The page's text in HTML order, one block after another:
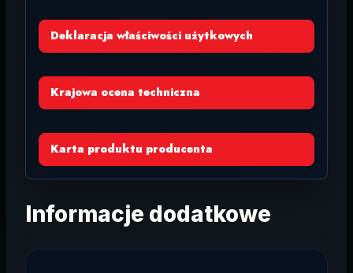
Deklaracja właściwości użytkowych
Krajowa ocena techniczna
Karta produktu producenta
Informacje dodatkowe